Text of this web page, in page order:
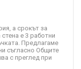
а срокът за
е 3 работни
Предлагаме
съгласно Общите
с преглед при